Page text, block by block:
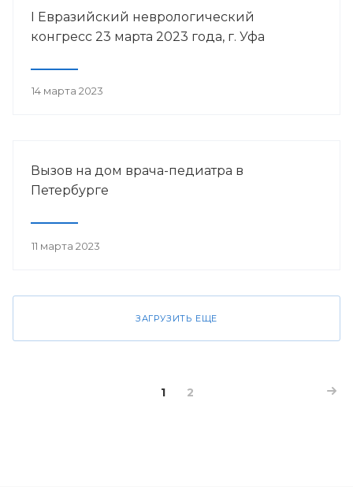
I Евразийский неврологический
конгресс 23 марта 2023 года, г. Уфа
14 марта 2023
Вызов на дом врача-педиатра в
Петербурге
11 марта 2023
ЗАГРУЗИТЬ ЕЩЕ
1 2